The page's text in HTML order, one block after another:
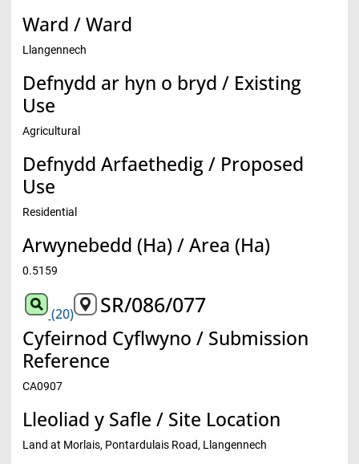
Ward / Ward
Llangennech
Defnydd ar hyn o bryd / Existing
Use
Agricultural
Defnydd Arfaethedig / Proposed
Use
Residential
Arwynebedd (Ha) / Area (Ha)
0.5159
(20) SR/086/077
Cyfeirnod Cyflwyno / Submission
Reference
CA0907
Lleoliad y Safle / Site Location
Land at Morlais, Pontardulais Road, Llangennech